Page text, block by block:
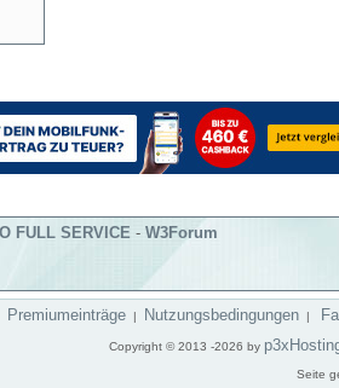
FULL SERVICE - W3Forum
Premiumeinträge | Nutzungsbedingungen |
Copyright © 2013 -2026 by
Seite